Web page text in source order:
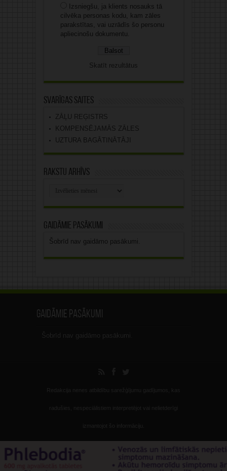
Izsniegšu, ja klients nosauks tā
cilvēka personas kodu, kam zāles
parakstītas, vai uzrādīs šo personu
apliecinošu dokumentu.
Skatīt rezultātus
Svarīgas saites
ZĀĻU REĢISTRS
KOMPENSĒJAMĀS ZĀLES
UZTURA BAGĀTINĀTĀJI
Rakstu arhīvs
Gaidāmie pasākumi
Šobrīd nav gaidāmo pasākumi.
Gaidāmie pasākumi
Šobrīd nav gaidāmo pasākumi.